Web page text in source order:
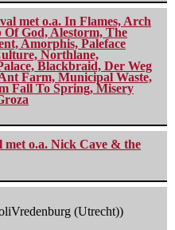
met o.a. In Flames, Arch
Of God, Alestorm, The
Amorphis, Paleface
Northlane,
Blackbraid, Der Weg
Farm, Municipal Waste,
Fall To Spring, Misery
met o.a. Nick Cave & the
(Utrecht))